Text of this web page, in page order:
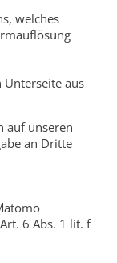
welches
Unterseite aus
auf unseren
an Dritte
6 Abs. 1 lit. f